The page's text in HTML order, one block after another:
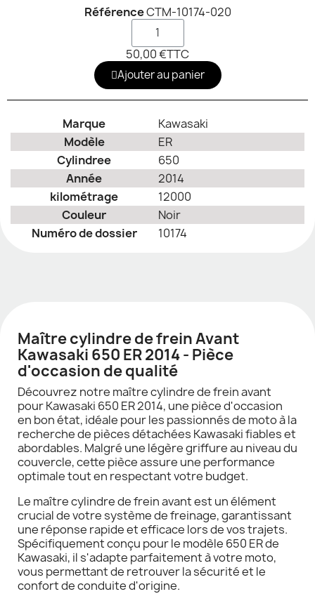
RéférenceCTM-10174-020
50,00 €TTC
Ajouter au panier
Marque
Kawasaki
Modèle
ER
Cylindree
650
Année
2014
kilométrage
12000
Couleur
Noir
Numéro de dossier
10174
Maître cylindre de frein Avant
Kawasaki 650 ER 2014 - Pièce
d'occasion de qualité
Découvrez notre maître cylindre de frein avant
pour Kawasaki 650 ER 2014, une pièce d'occasion
en bon état, idéale pour les passionnés de moto à la
recherche de pièces détachées Kawasaki fiables et
abordables. Malgré une légère griffure au niveau du
couvercle, cette pièce assure une performance
optimale tout en respectant votre budget.
Le maître cylindre de frein avant est un élément
crucial de votre système de freinage, garantissant
une réponse rapide et efficace lors de vos trajets.
Spécifiquement conçu pour le modèle 650 ER de
Kawasaki, il s'adapte parfaitement à votre moto,
vous permettant de retrouver la sécurité et le
confort de conduite d'origine.